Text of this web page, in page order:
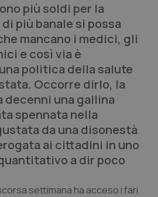
più soldi per la
più banale si possa
mancano i medici, gli
e così via è
politica della salute
Occorre dirlo, la
decenni una gallina
spennata nella
da una disonestà
ai cittadini in uno
a dir poco
settimana ha acceso i fari